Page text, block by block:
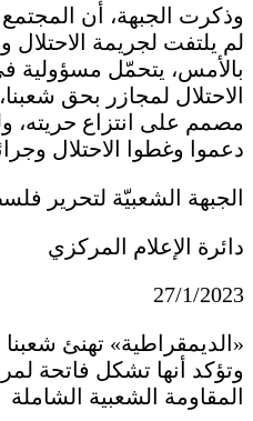
وذكرت الجبهة، أن
لم يلتفت لجريمة
بالأمس، يتحمّل مسؤولية
الاحتلال لمجازر بحق
مصمم على انتزاع حريته،
دعموا وغطوا الاحتلال
الجبهة الشعبيّة لتحرير
دائرة الإعلام المركزي
27/1/2023
«الديمقراطية» تهنئ
وتؤكد أنها تشكل فاتحة
المقاومة الشعبية الشاملة